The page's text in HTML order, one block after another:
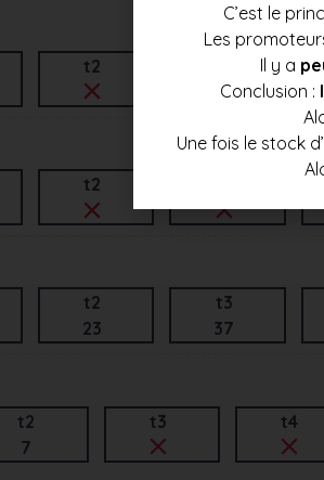
t2
1
t2
t2
23
t3
37
t2
7
t3 t4
C’est le
Les
Il y a
Conclusion :
Une fois le stock